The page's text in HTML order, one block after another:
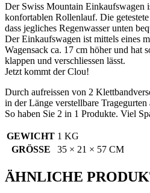
Der Swiss Mountain Einkaufswagen
konfortablen Rollenlauf. Die
dass jegliches Regenwasser unten
Der Einkaufswagen ist mittels eines
Wagensack ca. 17 cm höher und hat
klappen und verschliessen lässt.
Jetzt kommt der Clou!
Durch aufreissen von 2
in der Länge verstellbare Tragegurten
So haben Sie 2 in 1 Produkte. Viel
GEWICHT 1 KG
GRÖSSE
35 × 21 × 57 CM
ÄHNLICHE